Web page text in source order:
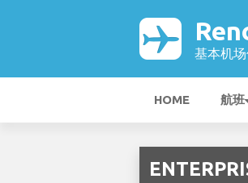
基本机
HOME 航班